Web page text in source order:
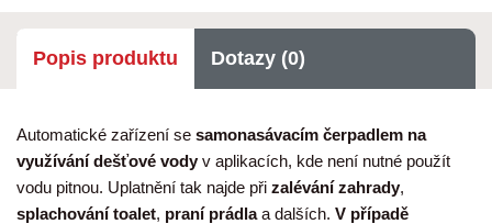
Popis produktu Dotazy (0)
Automatické zařízení se samonasávacím čerpadlem na
využívání dešťové vody v aplikacích, kde není nutné použít
vodu pitnou. Uplatnění tak najde při zalévání zahrady,
splachování toalet, praní prádlaa dalších. V případě